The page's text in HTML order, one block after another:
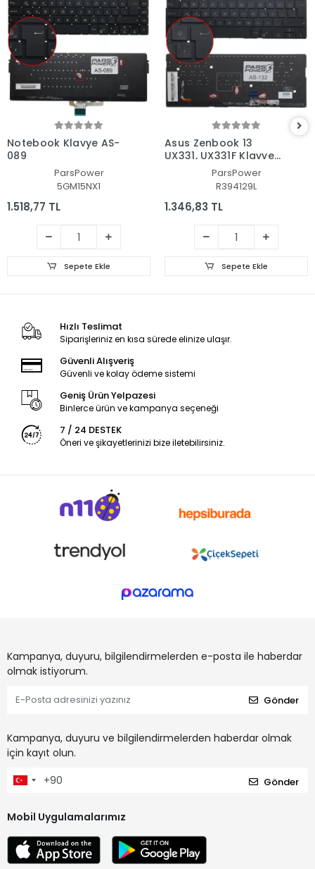
Notebook Klavye AS-
089
ParsPower
5GM15NX1
1.518,77 TL
Sepete Ekle
Asus Zenbook 13
UX331, UX331F Klavye
Işıklı (Siyah TR)
ParsPower
R394129L
1.346,83 TL
Sepete Ekle
Hızlı Teslimat
Siparişleriniz en kısa sürede elinize ulaşır.
Güvenli Alışveriş
Güvenli ve kolay ödeme sistemi
Geniş Ürün Yelpazesi
Binlerce ürün ve kampanya seçeneği
7 / 24 DESTEK
Öneri ve şikayetlerinizi bize iletebilirsiniz.
Kampanya, duyuru, bilgilendirmelerden e-posta ile haberdar
olmak istiyorum.
Gönder
Kampanya, duyuru ve bilgilendirmelerden haberdar olmak
için kayıt olun.
Gönder
Mobil Uygulamalarımız